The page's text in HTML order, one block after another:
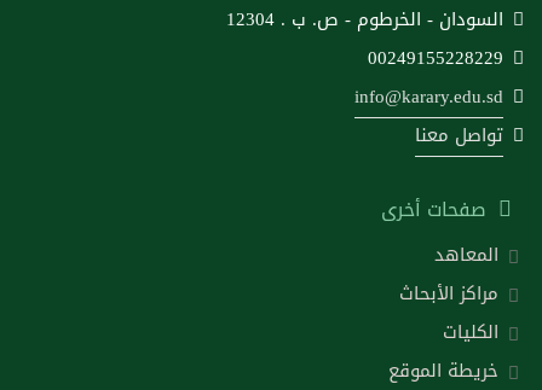
السودان - الخرطوم - ص. ب . 12304
00249155228229
info@karary.edu.sd
تواصل معنا
صفحات أخرى
المعاهد
مراكز الأبحاث
الكليات
خريطة الموقع